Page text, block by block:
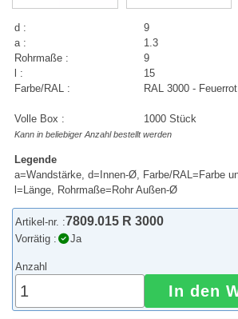
d :
9
a :
1.3
Rohrmaße :
9
l :
15
Farbe/RAL :
RAL 3000 - Feuerrot
Volle Box : 1000 Stück
Kann in beliebiger Anzahl bestellt werden
Legende
a=Wandstärke, d=Innen-Ø, Farbe/RAL=Farbe
l=Länge, Rohrmaße=Rohr Außen-Ø
Artikel-nr. :7809.015 R 3000
Vorrätig : Ja
Anzahl
In den